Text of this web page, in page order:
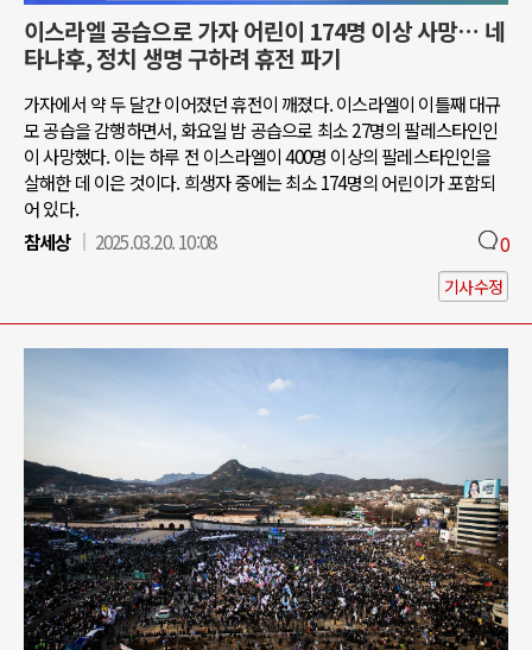
이스라엘 공습으로 가자 어린이 174명 이상 사망… 네
타냐후, 정치 생명 구하려 휴전 파기
가자에서 약 두 달간 이어졌던 휴전이 깨졌다. 이스라엘이 이틀째 대규
모 공습을 감행하면서, 화요일 밤 공습으로 최소 27명의 팔레스타인인
이 사망했다. 이는 하루 전 이스라엘이 400명 이상의 팔레스타인인을
살해한 데 이은 것이다. 희생자 중에는 최소 174명의 어린이가 포함되
어 있다.
참세상
2025.03.20. 10:08 0
기사수정